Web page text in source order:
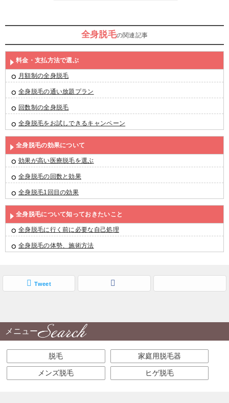
全身脱毛の関連記事
料金・支払方法で選ぶ
月額制の全身脱毛
全身脱毛の通い放題プラン
回数制の全身脱毛
全身脱毛をお試しできるキャンペーン
全身脱毛の効果について
効果が高い医療脱毛を選ぶ
全身脱毛の回数と効果
全身脱毛1回目の効果
全身脱毛について知っておきたいこと
全身脱毛に行く前に必要な自己処理
全身脱毛の体勢、施術方法
Tweet
メニュー
脱毛 家庭用脱毛器
メンズ脱毛 ヒゲ脱毛